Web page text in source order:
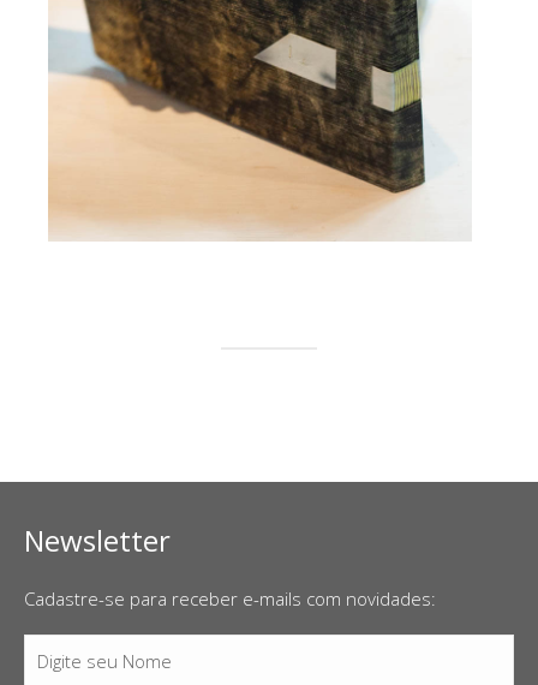
Newsletter
Cadastre-se para receber e-mails com novidades:
Nome
Digite seu Nome